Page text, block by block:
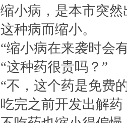
缩小病，是本市突
这种病而缩小。
“缩小病在来袭时会
“这种药很贵吗？”
“不，这个药是免费
吃完之前开发出解